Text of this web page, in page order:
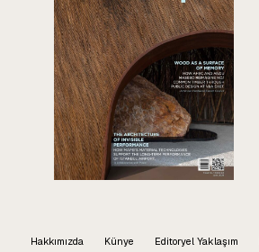
Hakkımızda Künye Editoryel Yaklaşım